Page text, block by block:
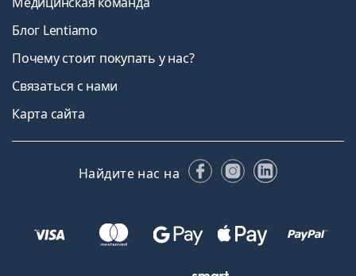
Блог Lentiamo
Почему стоит покупать у нас?
Связаться с нами
Карта сайта
Найдите нас на FacebookInstagram
LinkedIn